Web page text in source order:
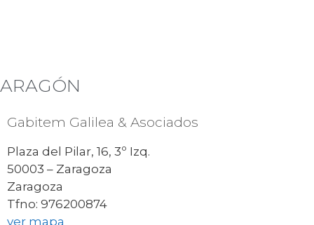
ARAGÓN
Gabitem Galilea & Asociados
Plaza del Pilar, 16, 3º Izq.
50003 – Zaragoza
Zaragoza
Tfno: 976200874
ver mapa